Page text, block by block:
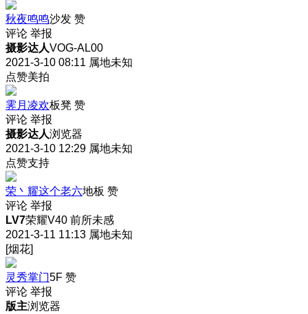
秋夜鸣鸣沙发 赞
评论 举报
摄影达人VOG-AL00
2021-3-10 08:11 属地未知
点赞美拍
霁月凌欢板凳 赞
评论 举报
摄影达人浏览器
2021-3-10 12:29 属地未知
点赞支持
荣丶耀这个老六地板 赞
评论 举报
LV7荣耀V40 前所未感
2021-3-11 11:13 属地未知
[烟花]
灵秀掌门5F 赞
评论 举报
版主浏览器